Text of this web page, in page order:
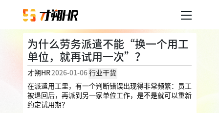
产品服务
企业人事外包
企业社保 薪税服务 劳务派遣
服务案例
内容中心
为什么劳务派遣不能“换一个用工
单位，就再试用一次”？
才朔HR2026-01-06 行业干货
在派遣用工里，有一个判断错误出现得非常频繁：员工
被退回后，再派到另一家单位工作，是不是就可以重新
约定试用期？